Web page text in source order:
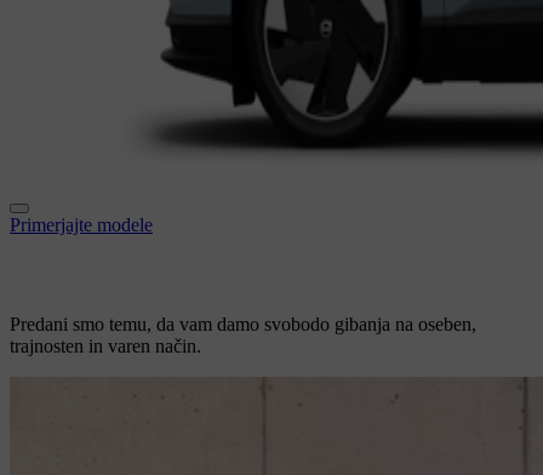
Primerjajte modele
Predani smo temu, da vam damo svobodo gibanja na oseben,
trajnosten in varen način.